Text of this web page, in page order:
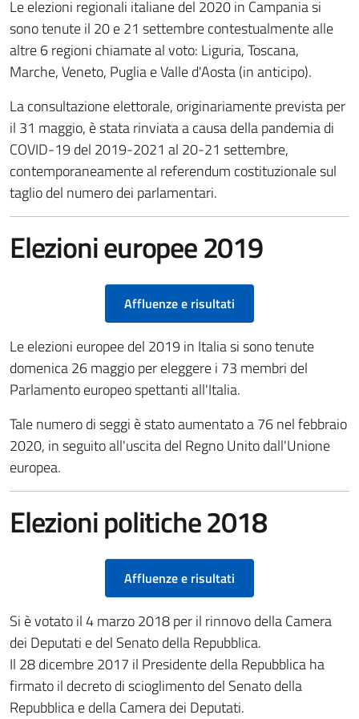
Le elezioni regionali italiane del 2020 in Campania si
sono tenute il 20 e 21 settembre contestualmente alle
altre 6 regioni chiamate al voto: Liguria, Toscana,
Marche, Veneto, Puglia e Valle d'Aosta (in anticipo).
La consultazione elettorale, originariamente prevista per
il 31 maggio, è stata rinviata a causa della pandemia di
COVID-19 del 2019-2021 al 20-21 settembre,
contemporaneamente al referendum costituzionale sul
taglio del numero dei parlamentari.
Elezioni europee 2019
Affluenze e risultati
Le elezioni europee del 2019 in Italia si sono tenute
domenica 26 maggio per eleggere i 73 membri del
Parlamento europeo spettanti all'Italia.
Tale numero di seggi è stato aumentato a 76 nel febbraio
2020, in seguito all'uscita del Regno Unito dall'Unione
europea.
Elezioni politiche 2018
Affluenze e risultati
Si è votato il 4 marzo 2018 per il rinnovo della Camera
dei Deputati e del Senato della Repubblica.
Il 28 dicembre 2017 il Presidente della Repubblica ha
firmato il decreto di scioglimento del Senato della
Repubblica e della Camera dei Deputati.